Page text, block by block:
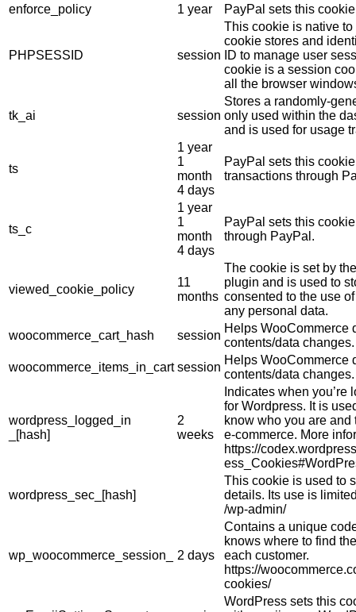
enforce_policy
1 year PayPal sets this
PHPSESSID session
This cookie is native
cookie stores and
ID to manage user
cookie is a session
all the browser
tk_ai session
Stores a randomly-
only used within the
and is used for usage
ts
1 year
1
month
4 days
PayPal sets this
transactions through
ts_c
1 year
1
month
4 days
PayPal sets this
through PayPal.
viewed_cookie_policy
11
months
The cookie is set by
plugin and is used to
consented to the use
any personal data.
woocommerce_cart_hash
session
Helps WooCommerce
contents/data changes.
woocommerce_items_in_cart session
Helps WooCommerce
contents/data changes.
wordpress_logged_in
_[hash]
2
weeks
Indicates when
for Wordpress. It is
know who you are
e-commerce. More
https://
wordpress_sec_[hash]
This cookie is used to
details. Its use is
/wp-admin/
wp_woocommerce_session_ 2 days
Contains a unique
knows where to find
each customer.
https://
cookies/
WordPress sets this